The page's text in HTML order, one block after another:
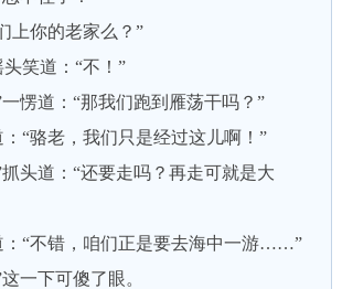
你的老家么？”
笑道：“不！”
道：“那我们跑到雁荡干吗？”
骆老，我们只是经过这儿啊！”
道：“还要走吗？再走可就是大
“不错，咱们正是要去海中一游……”
下可傻了眼。